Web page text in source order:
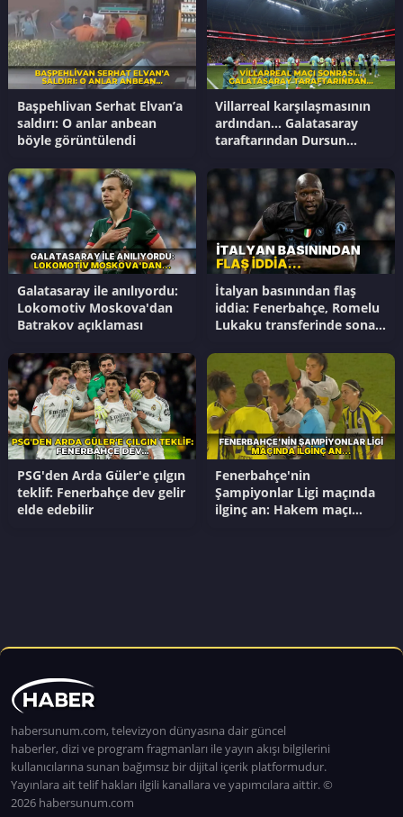
Başpehlivan Serhat Elvan’a
saldırı: O anlar anbean
böyle görüntülendi
Villarreal karşılaşmasının
ardından... Galatasaray
taraftarından Dursun
Galatasaray ile anılıyordu:
Lokomotiv Moskova'dan
Batrakov açıklaması
İtalyan basınından flaş
iddia: Fenerbahçe, Romelu
Lukaku transferinde sona
PSG'den Arda Güler'e çılgın
teklif: Fenerbahçe dev gelir
elde edebilir
Fenerbahçe'nin
Şampiyonlar Ligi maçında
ilginç an: Hakem maçı
habersunum.com, televizyon dünyasına dair güncel
haberler, dizi ve program fragmanları ile yayın akışı bilgilerini
kullanıcılarına sunan bağımsız bir dijital içerik platformudur.
Yayınlara ait telif hakları ilgili kanallara ve yapımcılara aittir. ©
2026 habersunum.com